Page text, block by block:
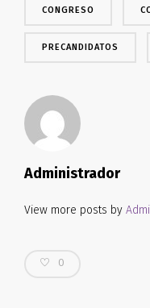
CONGRESO
PRECANDIDATOS
Administrador
View more posts by
0